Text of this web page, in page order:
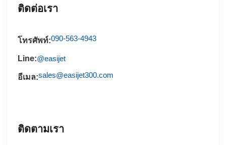
ติดต่อเรา
โทรศัพท์:090-563-4943
Line:@easijet
อีเมล:sales@easijet300.com
ติดตามเรา